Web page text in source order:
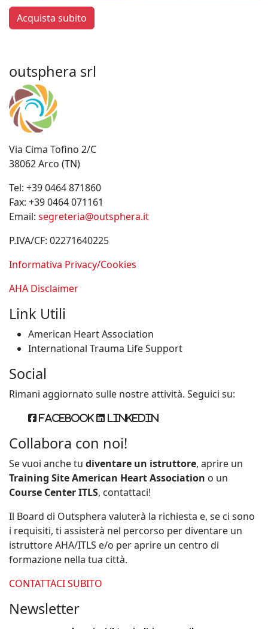
Acquista subito
outsphera srl
Via Cima Tofino 2/C
38062 Arco (TN)
Tel: +39 0464 871860
Fax: +39 0464 071161
Email: segreteria@outsphera.it
P.IVA/CF: 02271640225
Informativa Privacy/Cookies
AHA Disclaimer
Link Utili
American Heart Association
International Trauma Life Support
Social
Rimani aggiornato sulle nostre attività. Seguici su:
Facebook Linkedin
Collabora con noi!
Se vuoi anche tu diventare un istruttore, aprire un
Training Site American Heart Association o un
Course Center ITLS, contattaci!
Il Board di Outsphera valuterà la richiesta e, se ci sono
i requisiti, ti assisterà nel percorso per diventare un
istruttore AHA/ITLS e/o per aprire un centro di
formazione nella tua città.
CONTATTACI SUBITO
Newsletter